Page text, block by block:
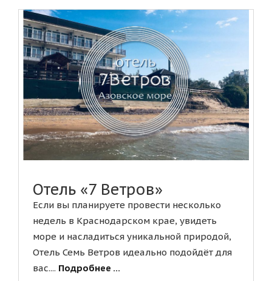
Отель «7 Ветров»
Если вы планируете провести несколько
недель в Краснодарском крае, увидеть
море и насладиться уникальной природой,
Отель Семь Ветров идеально подойдёт для
вас.... Подробнее ...